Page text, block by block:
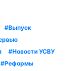
#Выпуск
#Новости УСВУ
#Реформы